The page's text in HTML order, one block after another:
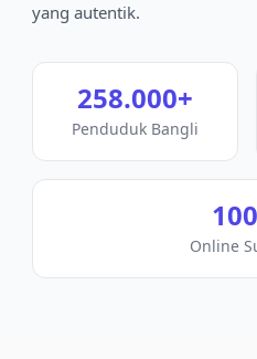
yang autentik.
258.000+
Penduduk Bangli
Online